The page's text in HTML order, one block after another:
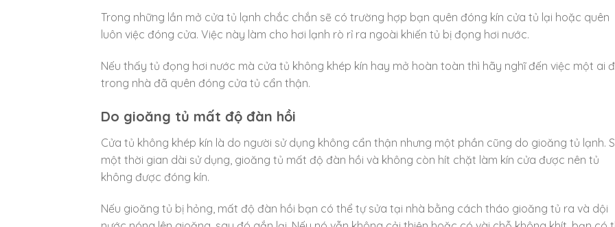
Trong những lần mở cửa tủ lạnh chắc chắn sẽ có trường hợp bạn quên đóng kín cửa tủ lại hoặc quên
luôn việc đóng cửa. Việc này làm cho hơi lạnh rò rỉ ra ngoài khiến tủ bị đọng hơi nước.
Nếu thấy tủ đọng hơi nước mà cửa tủ không khép kín hay mở hoàn toàn thì hãy nghĩ đến việc một ai
trong nhà đã quên đóng cửa tủ cẩn thận.
Do gioăng tủ mất độ đàn hồi
Cửa tủ không khép kín là do người sử dụng không cẩn thận nhưng một phần cũng do gioăng tủ lạnh.
một thời gian dài sử dụng, gioăng tủ mất độ đàn hồi và không còn hít chặt làm kín cửa được nên tủ
không được đóng kín.
Nếu gioăng tủ bị hỏng, mất độ đàn hồi bạn có thể tự sửa tại nhà bằng cách tháo gioăng tủ ra và dội